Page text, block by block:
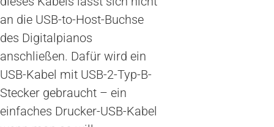
an die USB-to-Host-Buchse
des Digitalpianos
anschließen. Dafür wird ein
USB-Kabel mit USB-2-Typ-B-
Stecker gebraucht – ein
einfaches Drucker-USB-Kabel